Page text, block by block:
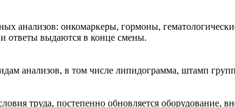
анализов: онкомаркеры, гормоны,
выдаются в конце смены.
анализов, в том числе липидограмма, штамп
труда, постепенно обновляется оборудование,